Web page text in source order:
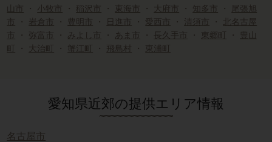
山市
・ 小牧市 ・ 稲沢市 ・ 東海市 ・ 大府市 ・ 知多市 ・
尾張旭
・ 岩倉市 ・ 豊明市 ・ 日進市 ・ 愛西市 ・ 清須市 ・
北名古屋
・ 弥富市 ・ みよし市 ・ あま市 ・ 長久手市 ・ 東郷町 ・
豊山
町
・ 大治町 ・ 蟹江町 ・ 飛島村 ・ 東浦町
愛知県近郊の提供エリア情報
名古屋市